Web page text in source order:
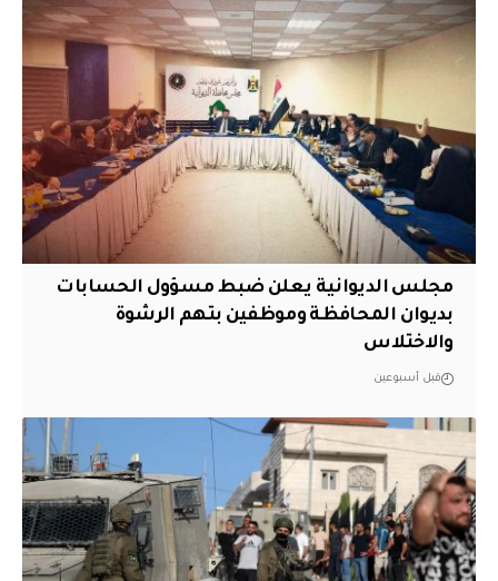
مجلس الديوانية يعلن ضبط مسؤول الحسابات
بديوان المحافظة وموظفين بتهم الرشوة
والاختلاس
قبل أسبوعين